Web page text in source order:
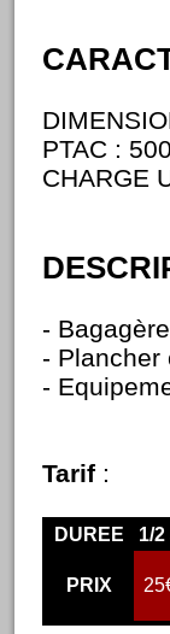
PTAC :
CHARGE
-
- Plancher
-
Tarif :
DUREE 1/2
PRIX